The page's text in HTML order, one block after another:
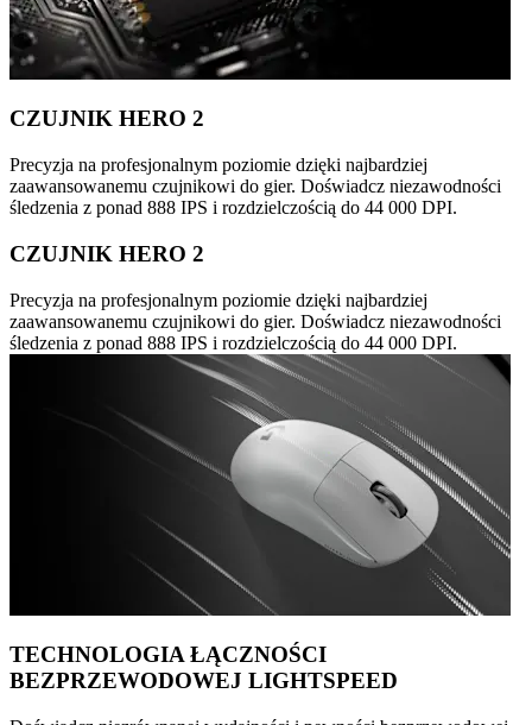
CZUJNIK HERO 2
Precyzja na profesjonalnym poziomie dzięki najbardziej
zaawansowanemu czujnikowi do gier. Doświadcz niezawodności
śledzenia z ponad 888 IPS i rozdzielczością do 44 000 DPI.
CZUJNIK HERO 2
Precyzja na profesjonalnym poziomie dzięki najbardziej
zaawansowanemu czujnikowi do gier. Doświadcz niezawodności
śledzenia z ponad 888 IPS i rozdzielczością do 44 000 DPI.
TECHNOLOGIA ŁĄCZNOŚCI
BEZPRZEWODOWEJ LIGHTSPEED